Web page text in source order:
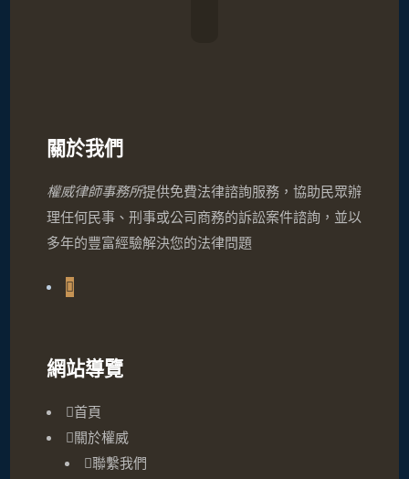
關於我們
權威律師事務所提供免費法律諮詢服務，協助民眾辦
理任何民事、刑事或公司商務的訴訟案件諮詢，並以
多年的豐富經驗解決您的法律問題
網站導覽
首頁
關於權威
聯繫我們